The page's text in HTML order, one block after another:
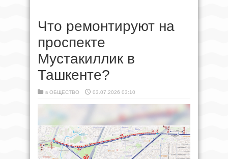
Что ремонтируют на
проспекте
Мустакиллик в
Ташкенте?
в ОБЩЕСТВО 03.07.2026 03:10